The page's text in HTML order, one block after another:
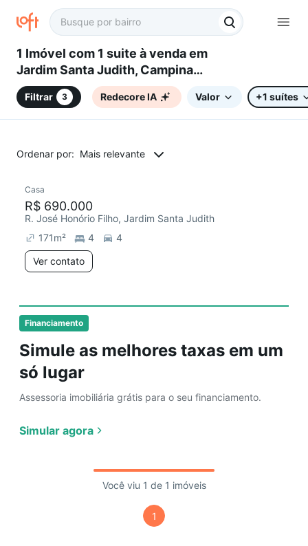
1 Imóvel com 1 suite à venda em
Jardim Santa Judith, Campinas,
SP
Filtrar 3 Redecore IA Valor +1 suítes
Ordenar por: Mais relevante
Financiamento
Simule as melhores taxas em um
só lugar
Assessoria imobiliária grátis para o seu financiamento.
Simular agora
Casa
R$ 690.000
R. José Honório Filho, Jardim Santa Judith
171m² 4
4
Ver contato
Você viu 1 de 1 imóveis
1